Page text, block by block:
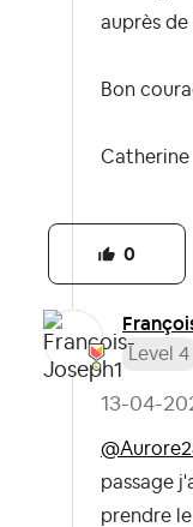
auprès de
Bon
Catherine
0
Level 4
‎13-04-
passage
prendre